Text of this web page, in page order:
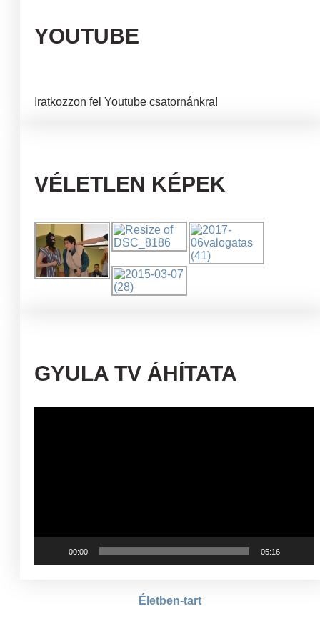
YOUTUBE
Iratkozzon fel Youtube csatornánkra!
VÉLETLEN KÉPEK
GYULA TV ÁHÍTATA
00:00 05:16
Életben-tart